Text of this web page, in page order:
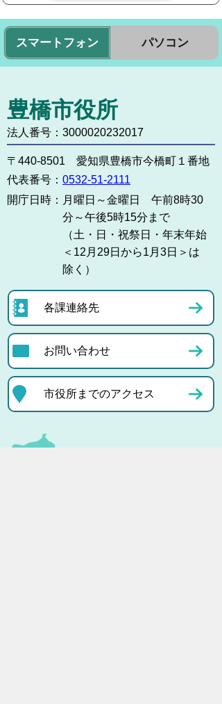
スマートフォン パソコン
豊橋市役所
法人番号：3000020232017
〒440-8501 愛知県豊橋市今橋町１番地
代表番号： 0532-51-2111
開庁日時： 月曜日～金曜日 午前8時30
分～午後5時15分まで
（土・日・祝祭日・年末年始
＜12月29日から1月3日＞は
除く）
各課連絡先
お問い合わせ
市役所までのアクセス